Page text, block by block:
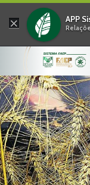
× APP